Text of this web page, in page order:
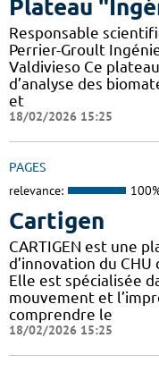
Plateau
Responsable
Perrier-Groult
Valdivieso Ce
d’analyse des
et
18/02/2026 15:25
PAGES
relevance:
Cartigen
CARTIGEN est une
d’innovation du
Elle est spécialisée
mouvement et
comprendre le
18/02/2026 15:25